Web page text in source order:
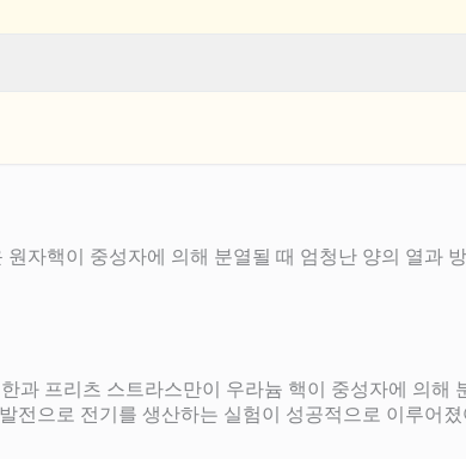
자핵이 중성자에 의해 분열될 때 엄청난 양의 열과
과 프리츠 스트라스만이 우라늄 핵이 중성자에 의해
으로 전기를 생산하는 실험이 성공적으로 이루어졌